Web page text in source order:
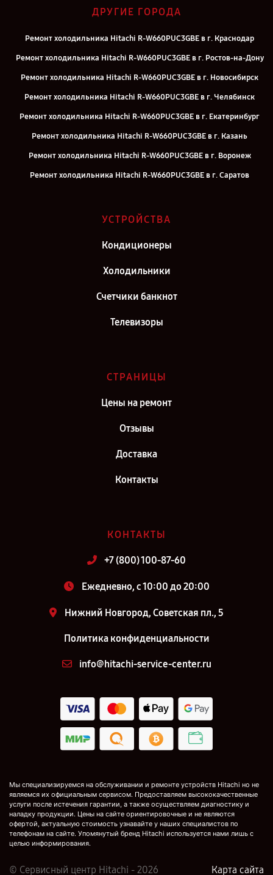
ДРУГИЕ ГОРОДА
Ремонт холодильника Hitachi R-W660PUC3GBE в г. Краснодар
Ремонт холодильника Hitachi R-W660PUC3GBE в г. Ростов-на-Дону
Ремонт холодильника Hitachi R-W660PUC3GBE в г. Новосибирск
Ремонт холодильника Hitachi R-W660PUC3GBE в г. Челябинск
Ремонт холодильника Hitachi R-W660PUC3GBE в г. Екатеринбург
Ремонт холодильника Hitachi R-W660PUC3GBE в г. Казань
Ремонт холодильника Hitachi R-W660PUC3GBE в г. Воронеж
Ремонт холодильника Hitachi R-W660PUC3GBE в г. Саратов
Ремонт холодильника Hitachi R-W660PUC3GBE в г. Киров
Ремонт холодильника Hitachi R-W660PUC3GBE в г. Санкт-
Петербург
УСТРОЙСТВА
Кондиционеры
Холодильники
Счетчики банкнот
Телевизоры
СТРАНИЦЫ
Цены на ремонт
Отзывы
Доставка
Контакты
КОНТАКТЫ
+7 (800) 100-87-60
Ежедневно, с 10:00 до 20:00
Нижний Новгород, Советская пл., 5
Политика конфиденциальности
info@hitachi-service-center.ru
Мы специализируемся на обслуживании и ремонте устройств Hitachi но не
являемся их официальным сервисом. Предоставляем высококачественные
услуги после истечения гарантии, а также осуществляем диагностику и
наладку продукции. Цены на сайте ориентировочные и не являются
офертой, актуальную стоимость узнавайте у наших специалистов по
телефонам на сайте. Упомянутый бренд Hitachi используется нами лишь с
целью информирования.
© Сервисный центр Hitachi - 2026 Карта сайта